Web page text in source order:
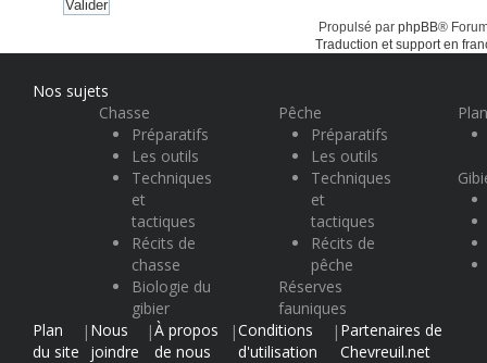
Propulsé par phpBB®
Traduction et support en
Nos sujets
Chasse
Préparatifs
Les outils
Techniques
et
tactiques
Récits de
chasse
Biologie du
gibier
Pêche
Préparatifs
Les outils
Techniques
et
tactiques
Récits de
pêche
Réserves
fauniques
Plan
du site
| Nous
joindre
|À propos
de nous
|Conditions
d'utilisation
| Partenaires de
Chevreuil.net